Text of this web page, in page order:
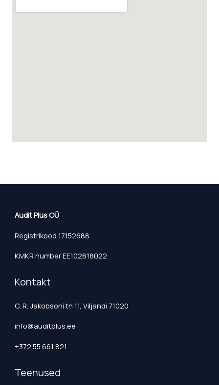
Audit Plus OÜ
Registrikood 17152688
KMKR number EE102818022
Kontakt
C. R. Jakobsoni tn 11, Viljandi 71020
info@auditplus.ee
+372 55 661 821
Teenused